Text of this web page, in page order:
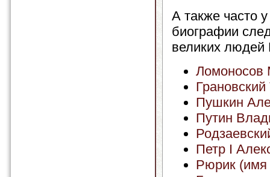
А также часто
биографии
великих людей
Ломоносов
Пушкин
Путин
Петр I
Рюрик (имя